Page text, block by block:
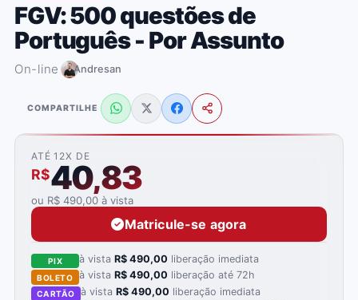
FGV: 500 questões de
Português - Por Assunto
On-line Andresan
COMPARTILHE
ATÉ 12X DE
R$40,83
ou R$ 490,00 à vista
Matricule-se agora
PIX à vistaR$ 490,00 liberação imediata
BOLETO à vistaR$ 490,00 liberação até 72h
CARTÃO à vista R$ 490,00 liberação imediata